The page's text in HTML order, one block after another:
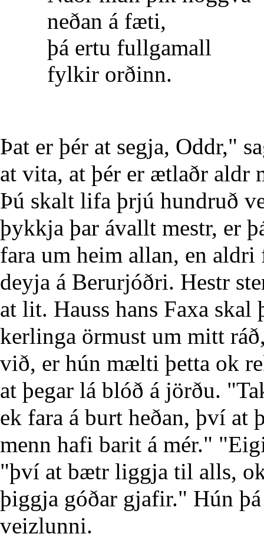
neðan á fæti,
þá ertu fullgamall
fylkir orðinn.
Þat er þér at segja, Oddr,"
at vita, at þér er ætlaðr aldr
Þú skalt lifa þrjú hundruð
þykkja þar ávallt mestr, er
fara um heim allan, en
deyja á Berurjóðri. Hestr
at lit. Hauss hans Faxa
kerlinga örmust um mitt
við, er hún mælti þetta ok
at þegar lá blóð á jörðu.
ek fara á burt heðan, því at
menn hafi barit á mér."
"því at bætr liggja til alls,
þiggja góðar gjafir." Hún
veizlunni.